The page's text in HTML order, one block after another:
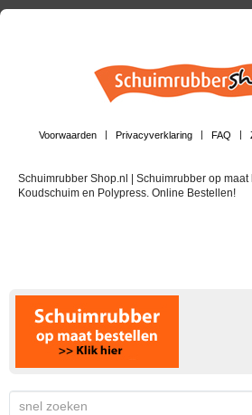
Voorwaarden Privacyverklaring FAQ
Schuimrubber Shop.nl | Schuimrubber op maat
Koudschuim en Polypress. Online Bestellen!